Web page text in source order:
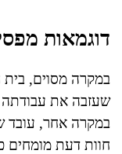
דוגמאות
במקרה מסוים, בית
שעזבה את עבודתה
במקרה אחר, עובד
חוות דעת מומחים